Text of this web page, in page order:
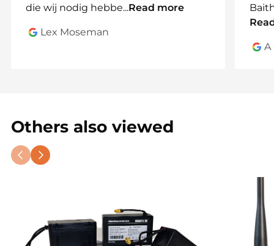
die wij nodig hebbe...Read more
Lex Moseman
A
Others also viewed